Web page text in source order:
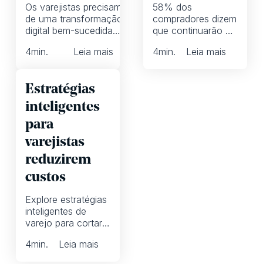
Os varejistas precisam
de uma transformação
digital bem-sucedida
fidelidade do cliente.
4min. Leia mais
58% dos
compradores dizem
que continuarão ou
compras on-line.
4min. Leia mais
Estratégias
inteligentes
para
varejistas
reduzirem
custos
Explore estratégias
inteligentes de
varejo para cortar
as promoções
4min. Leia mais